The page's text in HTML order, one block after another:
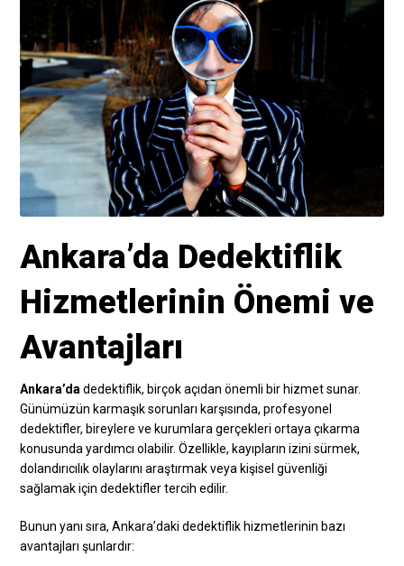
Ankara’da Dedektiflik
Hizmetlerinin Önemi ve
Avantajları
Ankara’da dedektiflik, birçok açıdan önemli bir hizmet sunar.
Günümüzün karmaşık sorunları karşısında, profesyonel
dedektifler, bireylere ve kurumlara gerçekleri ortaya çıkarma
konusunda yardımcı olabilir. Özellikle, kayıpların izini sürmek,
dolandırıcılık olaylarını araştırmak veya kişisel güvenliği
sağlamak için dedektifler tercih edilir.
Bunun yanı sıra, Ankara’daki dedektiflik hizmetlerinin bazı
avantajları şunlardır: